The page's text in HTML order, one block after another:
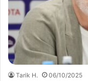
Tarik H. 06/10/2025